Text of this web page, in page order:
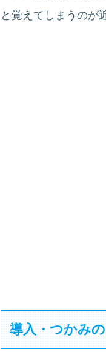
と覚えてしまうのが
導入・つかみ